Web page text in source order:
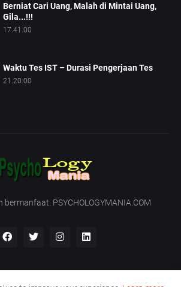
Berniat Cari Uang, Malah di Mintai Uang,
Gila...!!!
17.41.00
Waktu Tes IST – Durasi Pengerjaan Tes
21.20.00
bermanfaat. PSYCHOLOGYMANIA.COM